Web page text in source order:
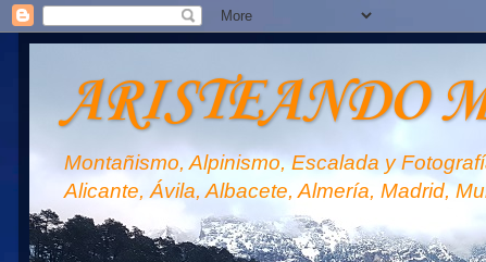
ARISTEANDO
Montañismo, Alpinismo, Escalada y
Alicante, Ávila, Albacete, Almería, Madrid,